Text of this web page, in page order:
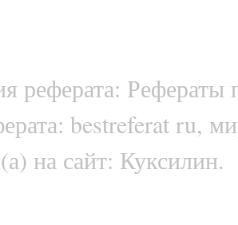
реферата: Рефераты
bestreferat ru,
на сайт: Куксилин.